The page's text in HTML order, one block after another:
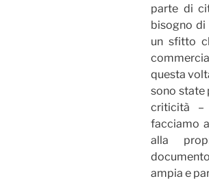
parte di
bisogno di
un sfitto
questa
sono state
criticità –
facciamo
alla
ampia e